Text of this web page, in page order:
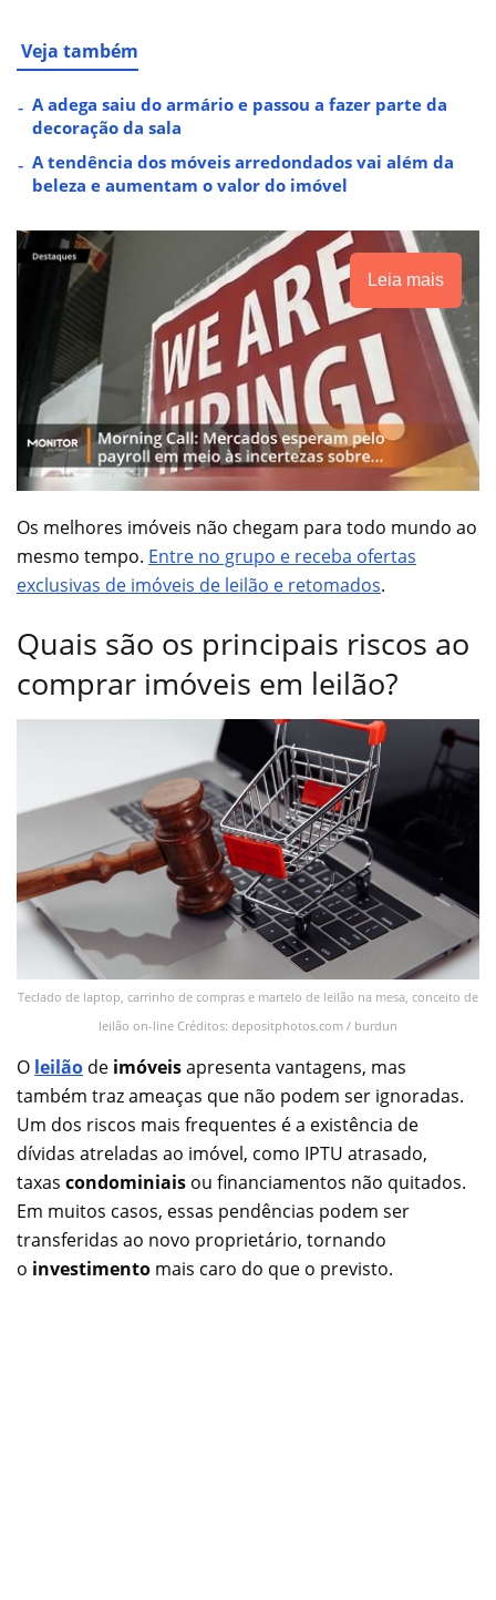
Veja também
A adega saiu do armário e passou a fazer parte da
decoração da sala
A tendência dos móveis arredondados vai além da
beleza e aumentam o valor do imóvel
Leia mais
Os melhores imóveis não chegam para todo mundo ao
mesmo tempo. Entre no grupo e receba ofertas
exclusivas de imóveis de leilão e retomados.
Quais são os principais riscos ao
comprar imóveis em leilão?
Teclado de laptop, carrinho de compras e martelo de leilão na mesa, conceito de
leilão on-line Créditos: depositphotos.com / burdun
O leilão de imóveisapresenta vantagens, mas
também traz ameaças que não podem ser ignoradas.
Um dos riscos mais frequentes é a existência de
dívidas atreladas ao imóvel, como IPTU atrasado,
taxas condominiais ou financiamentos não quitados.
Em muitos casos, essas pendências podem ser
transferidas ao novo proprietário, tornando
o investimento mais caro do que o previsto.